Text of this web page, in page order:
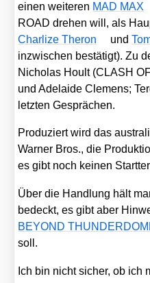
einen wei­te­ren MAD MAX
ROAD dre­hen will, als
Char­li­ze The­ron
und
inzwi­schen bestä­tigt). Zu
Nicho­las Hoult (CLASH
und Ade­lai­de Cle­mens;
letz­ten Gesprä­chen.
Pro­du­ziert wird das
War­ner Bros., die
es gibt noch kei­nen
Über die Hand­lung hält
bedeckt, es gibt aber
BEYOND
soll.
Ich bin nicht sicher, ob ich